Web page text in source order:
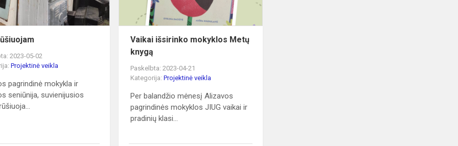
2023-05-02
Projektinė veikla
pagrindinė mokykla ir
seniūnija, suvienijusios
Vaikai išsirinko mokyklos Metų
knygą
Paskelbta: 2023-04-21
Kategorija:Projektinė veikla
Per balandžio mėnesį Alizavos
pagrindinės mokyklos JIUG vaikai ir
pradinių klasi...